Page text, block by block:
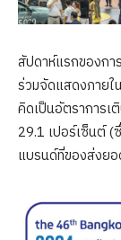
สัปดาห์แรกของกา
ร่วมจัดแสดงภาย
คิดเป็นอัตราการเ
29.1 เปอร์เซ็นต์ (
แบรนด์ที่ของส่งย